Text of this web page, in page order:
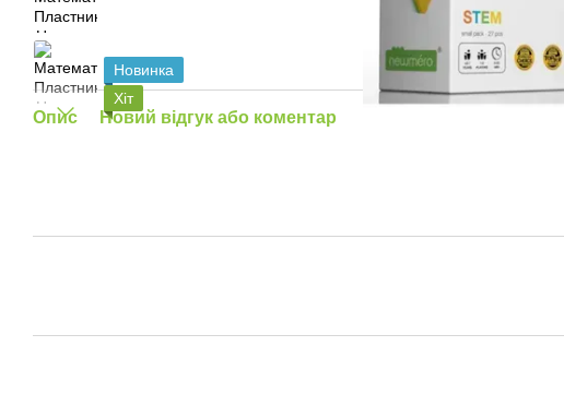
Новинка
Хіт
Опис Новий відгук або коментар